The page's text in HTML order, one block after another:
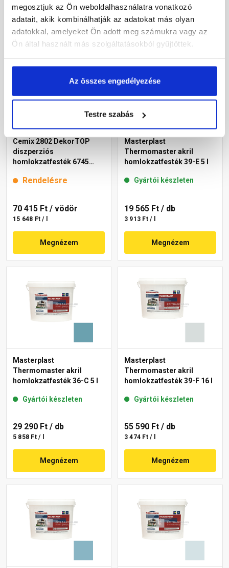
megosztjuk az Ön weboldalhasználatra vonatkozó
adatait, akik kombinálhatják az adatokat más olyan
adatokkal, amelyeket Ön adott meg számukra vagy az
Ön által használt más szolgáltatásokból gyűjtöttek.
Az összes engedélyezése
Testre szabás
Megnézem Megnézem
Cemix 2802 DekorTOP
diszperziós
homlokzatfesték 6745
Rendelésre
70 415 Ft / vödör
15 648 Ft / l
Megnézem
Masterplast
Thermomaster akril
homlokzatfesték 39-E 5 l
Gyártói készleten
19 565 Ft / db
3 913 Ft / l
Megnézem
Masterplast
Thermomaster akril
homlokzatfesték 36-C 5 l
Gyártói készleten
29 290 Ft / db
5 858 Ft / l
Megnézem
Masterplast
Thermomaster akril
homlokzatfesték 39-F 16 l
Gyártói készleten
55 590 Ft / db
3 474 Ft / l
Megnézem